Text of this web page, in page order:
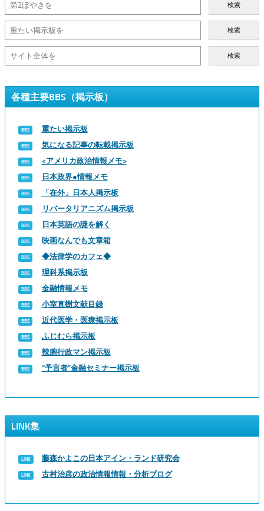
検索
検索
検索
各種主要BBS（掲示板）
重たい掲示板
気になる記事の転載掲示板
<アメリカ政治情報メモ>
日本政界●情報メモ
「在外」日本人掲示板
リバータリアニズム掲示板
日本英語の謎を解く
映画なんでも文章箱
◆法律学のカフェ◆
理科系掲示板
金融情報メモ
小室直樹文献目録
近代医学・医療掲示板
ふじむら掲示板
辣腕行政マン掲示板
“予言者”金融セミナー掲示板
LINK集
藤森かよこの日本アイン・ランド研究会
古村治彦の政治情報情報・分析ブログ